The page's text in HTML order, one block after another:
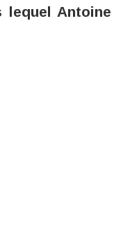
lequel